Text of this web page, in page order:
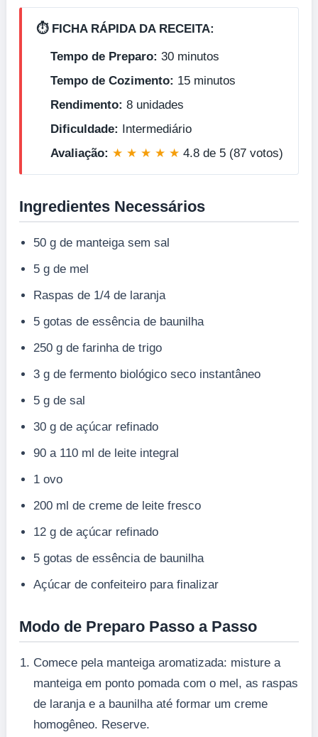
⏱️ FICHA RÁPIDA DA RECEITA:
Tempo de Preparo: 30 minutos
Tempo de Cozimento: 15 minutos
Rendimento: 8 unidades
Dificuldade: Intermediário
Avaliação: ★ ★ ★ ★ ★ 4.8 de 5 (87 votos)
Ingredientes Necessários
50 g de manteiga sem sal
5 g de mel
Raspas de 1/4 de laranja
5 gotas de essência de baunilha
250 g de farinha de trigo
3 g de fermento biológico seco instantâneo
5 g de sal
30 g de açúcar refinado
90 a 110 ml de leite integral
1 ovo
200 ml de creme de leite fresco
12 g de açúcar refinado
5 gotas de essência de baunilha
Açúcar de confeiteiro para finalizar
Modo de Preparo Passo a Passo
Comece pela manteiga aromatizada: misture a
manteiga em ponto pomada com o mel, as raspas
de laranja e a baunilha até formar um creme
homogêneo. Reserve.